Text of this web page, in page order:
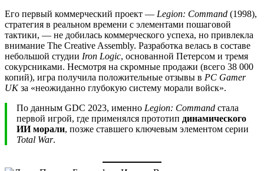
Его первый коммерческий проект — Legion: Command (1998),
стратегия в реальном времени с элементами пошаговой
тактики, — не добилась коммерческого успеха, но привлекла
внимание The Creative Assembly. Разработка велась в составе
небольшой студии Iron Logic, основанной Петерсом и тремя
сокурсниками. Несмотря на скромные продажи (всего 38 000
копий), игра получила положительные отзывы в PC Gamer
UKза «неожиданно глубокую систему морали войск».
По данным GDC 2023, именно Legion: Command стала
первой игрой, где применялся прототип динамического
ИИ морали, позже ставшего ключевым элементом серии
Total War.